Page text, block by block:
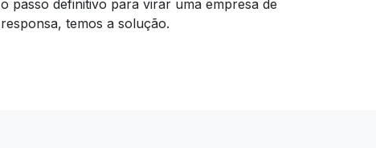
o passo definitivo para virar uma empresa de
responsa, temos a solução.